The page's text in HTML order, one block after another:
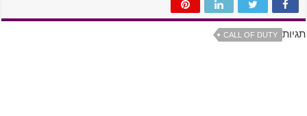
תגיות CALL OF DUTY